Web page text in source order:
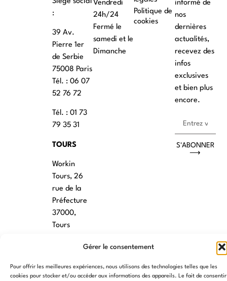
Gérer le consentement
Pour offrir les meilleures expériences, nous utilisons des technologies telles que les
cookies pour stocker et/ou accéder aux informations des appareils. Le fait de consentir
:
39 Av.
Pierre 1er
de Serbie
75008 Paris
Tél. : ‭06 07
52 76 72
Tél. : 01 73
79 35 31
TOURS
Workin
Tours, 26
rue de la
Préfecture
37000,
Tours
VANNES
39 RUE du
Douët Neuf
Vendredi
24h/24
Fermé le
samedi et le
Dimanche
Politique de
cookies
informé de
nos
dernières
actualités,
recevez des
infos
exclusives
et bien plus
encore.
S'ABONNER
⟶